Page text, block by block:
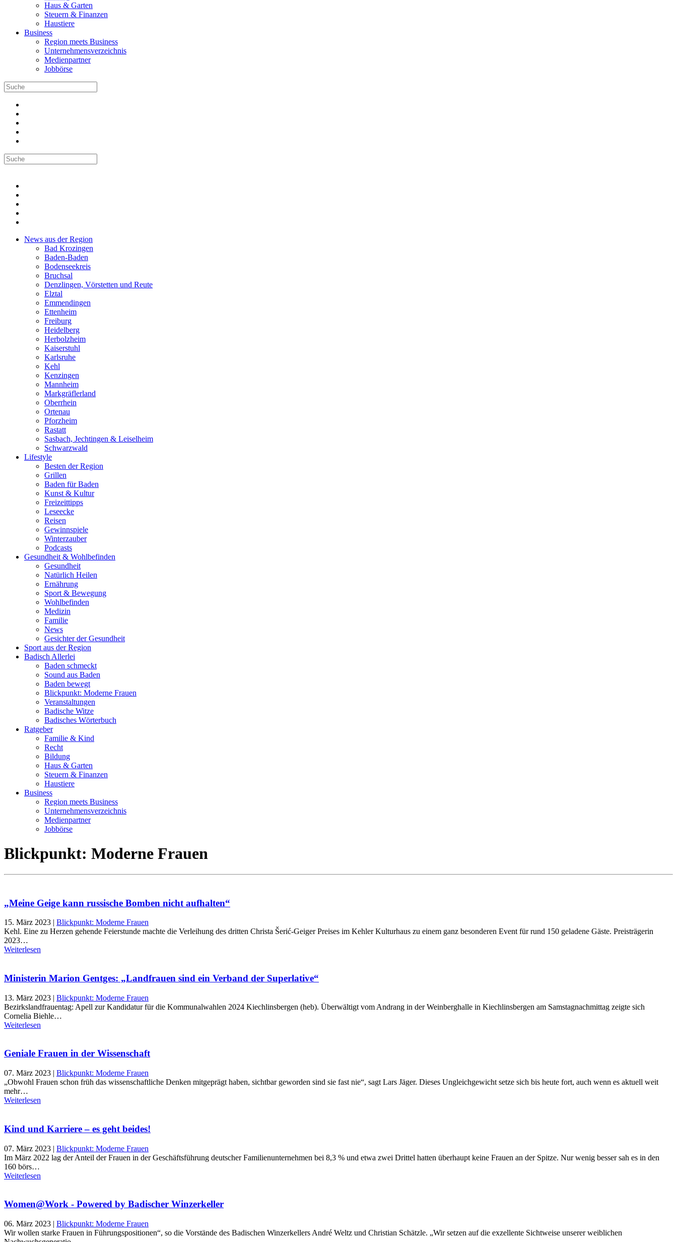
Haus & Garten
Steuern & Finanzen
Haustiere
Business
Region meets Business
Unternehmensverzeichnis
Medienpartner
Jobbörse
News aus der Region
Bad Krozingen
Baden-Baden
Bodenseekreis
Bruchsal
Denzlingen, Vörstetten und Reute
Elztal
Emmendingen
Ettenheim
Freiburg
Heidelberg
Herbolzheim
Kaiserstuhl
Karlsruhe
Kehl
Kenzingen
Mannheim
Markgräflerland
Oberrhein
Ortenau
Pforzheim
Rastatt
Sasbach, Jechtingen & Leiselheim
Schwarzwald
Lifestyle
Besten der Region
Grillen
Baden für Baden
Kunst & Kultur
Freizeittipps
Leseecke
Reisen
Gewinnspiele
Winterzauber
Podcasts
Gesundheit & Wohlbefinden
Gesundheit
Natürlich Heilen
Ernährung
Sport & Bewegung
Wohlbefinden
Medizin
Familie
News
Gesichter der Gesundheit
Sport aus der Region
Badisch Allerlei
Baden schmeckt
Sound aus Baden
Baden bewegt
Blickpunkt: Moderne Frauen
Veranstaltungen
Badische Witze
Badisches Wörterbuch
Ratgeber
Familie & Kind
Recht
Bildung
Haus & Garten
Steuern & Finanzen
Haustiere
Business
Region meets Business
Unternehmensverzeichnis
Medienpartner
Jobbörse
Blickpunkt: Moderne Frauen
„Meine Geige kann russische Bomben nicht aufhalten“
15. März 2023 | Blickpunkt: Moderne Frauen
Kehl. Eine zu Herzen gehende Feierstunde machte die Verleihung des dritten Christa Šerić-Geiger Preises im Kehler Kulturhaus zu einem ganz besonderen Event für rund 150 geladene Gäste. Preisträgerin
2023…
Weiterlesen
Ministerin Marion Gentges: „Landfrauen sind ein Verband der Superlative“
13. März 2023 | Blickpunkt: Moderne Frauen
Bezirkslandfrauentag: Apell zur Kandidatur für die Kommunalwahlen 2024 Kiechlinsbergen (heb). Überwältigt vom Andrang in der Weinberghalle in Kiechlinsbergen am Samstagnachmittag zeigte sich
Cornelia Biehle…
Weiterlesen
Geniale Frauen in der Wissenschaft
07. März 2023 | Blickpunkt: Moderne Frauen
„Obwohl Frauen schon früh das wissenschaftliche Denken mitgeprägt haben, sichtbar geworden sind sie fast nie“, sagt Lars Jäger. Dieses Ungleichgewicht setze sich bis heute fort, auch wenn es aktuell weit
mehr…
Weiterlesen
Kind und Karriere – es geht beides!
07. März 2023 | Blickpunkt: Moderne Frauen
Im März 2022 lag der Anteil der Frauen in der Geschäftsführung deutscher Familienunternehmen bei 8,3 % und etwa zwei Drittel hatten überhaupt keine Frauen an der Spitze. Nur wenig besser sah es in den
160 börs…
Weiterlesen
Women@Work - Powered by Badischer Winzerkeller
06. März 2023 | Blickpunkt: Moderne Frauen
Wir wollen starke Frauen in Führungspositionen“, so die Vorstände des Badischen Winzerkellers André Weltz und Christian Schätzle. „Wir setzen auf die exzellente Sichtweise unserer weiblichen